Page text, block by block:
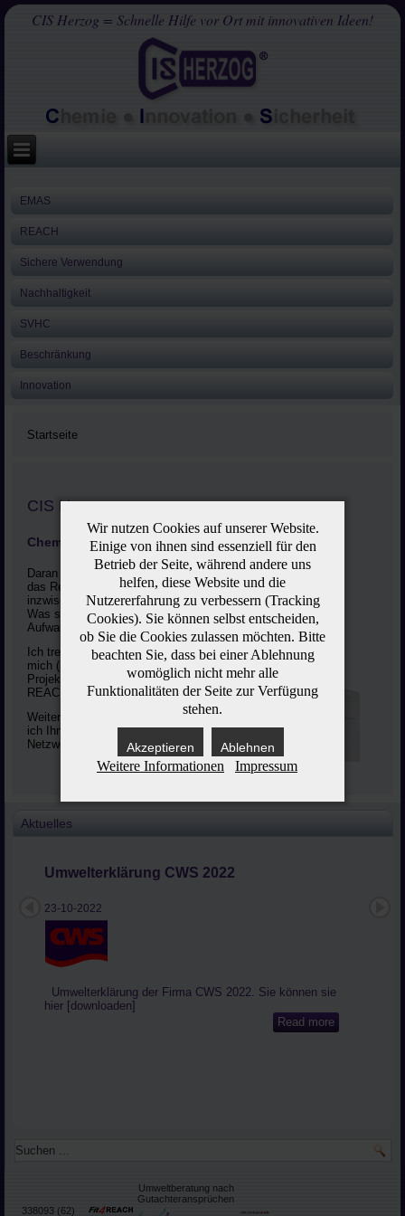
CIS Herzog = Schnelle Hilfe vor Ort mit innovativen Ideen!
EMAS
REACH
Sichere Verwendung
Nachhaltigkeit
SVHC
Beschränkung
Innovation
Startseite
CIS Herzog
Chemie ist überall !
Daran ändert auch nichts
das Rentenalter, das ich
inzwischen erreicht habe.
Was sich ändert ist der
Aufwand.
Ich trete kürzer und befasse
mich (nur) noch mit
Projekten zu EMAS -
REACH - Nachhaltigkeit.
Weitere Unterstützung kann
ich Ihnen aus unserem
Netzwerk anbieten.
Aktuelles
Umwelterklärung CWS 2022
23-10-2022
Umwelterklärung der Firma CWS 2022. Sie können sie
hier [downloaden]
Read more
338093 (62)
Umweltberatung nach
Gutachteransprüchen
Wir nutzen Cookies auf unserer Website.
Einige von ihnen sind essenziell für den
Betrieb der Seite, während andere uns
helfen, diese Website und die
Nutzererfahrung zu verbessern (Tracking
Cookies). Sie können selbst entscheiden,
ob Sie die Cookies zulassen möchten. Bitte
beachten Sie, dass bei einer Ablehnung
womöglich nicht mehr alle
Funktionalitäten der Seite zur Verfügung
stehen.
Akzeptieren Ablehnen
Weitere Informationen Impressum